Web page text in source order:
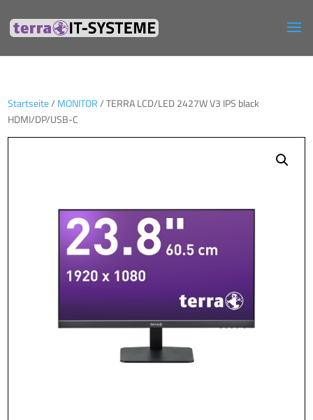
Startseite/ MONITOR/ TERRA LCD/LED 2427W V3 IPS black
HDMI/DP/USB-C